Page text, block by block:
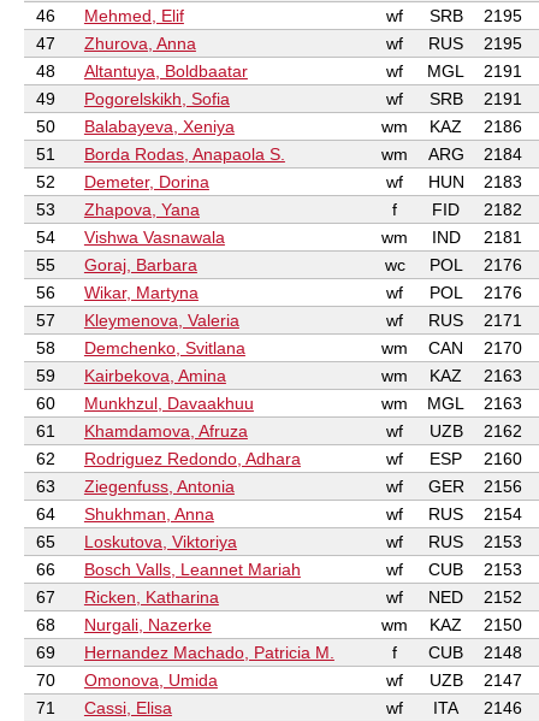
46
Mehmed, Elif wf SRB
2195
47
Zhurova, Anna wf RUS
2195
48
Altantuya, Boldbaatar wf MGL
2191
49
Pogorelskikh, Sofia wf SRB
2191
50
Balabayeva, Xeniya wm KAZ
2186
51
Borda Rodas, Anapaola S. wm ARG
2184
52
Demeter, Dorina wf HUN
2183
53
Zhapova, Yana f FID
2182
54
Vishwa Vasnawala wm IND
2181
55
Goraj, Barbara wc POL
2176
56
Wikar, Martyna wf POL
2176
57
Kleymenova, Valeria wf RUS
2171
58
Demchenko, Svitlana wm CAN
2170
59
Kairbekova, Amina wm KAZ
2163
60
Munkhzul, Davaakhuu wm MGL
2163
61
Khamdamova, Afruza wf UZB
2162
62
Rodriguez Redondo, Adhara wf ESP
2160
63
Ziegenfuss, Antonia wf GER
2156
64
Shukhman, Anna wf RUS
2154
65
Loskutova, Viktoriya wf RUS
2153
66
Bosch Valls, Leannet Mariah wf CUB
2153
67
Ricken, Katharina wf NED
2152
68
Nurgali, Nazerke wm KAZ
2150
69
Hernandez Machado, Patricia M. f CUB
2148
70
Omonova, Umida wf UZB
2147
71
Cassi, Elisa wf ITA
2146